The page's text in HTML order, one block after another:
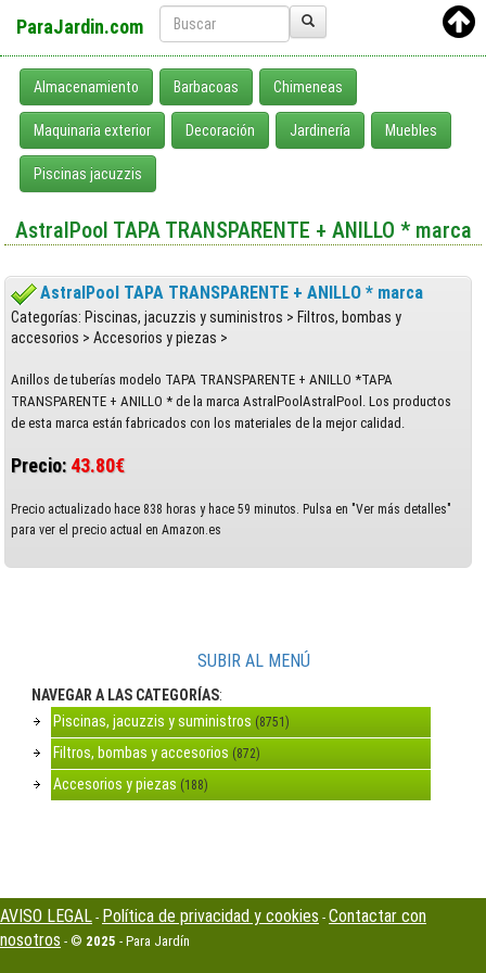
ParaJardin.com
Almacenamiento Barbacoas Chimeneas
Maquinaria exterior Decoración Jardinería Muebles
Piscinas jacuzzis
AstralPool TAPA TRANSPARENTE + ANILLO * marca
AstralPool TAPA TRANSPARENTE + ANILLO * marca
Categorías: Piscinas, jacuzzis y suministros > Filtros, bombas y
accesorios > Accesorios y piezas >
Anillos de tuberías modelo TAPA TRANSPARENTE + ANILLO *TAPA
TRANSPARENTE + ANILLO * de la marca AstralPoolAstralPool. Los productos
de esta marca están fabricados con los materiales de la mejor calidad.
Precio: 43.80€
Precio actualizado hace 838 horas y hace 59 minutos. Pulsa en "Ver más detalles"
para ver el precio actual en Amazon.es
SUBIR AL MENÚ
NAVEGAR A LAS CATEGORÍAS:
Piscinas, jacuzzis y suministros (8751)
Filtros, bombas y accesorios (872)
Accesorios y piezas (188)
AVISO LEGAL - Política de privacidad y cookies - Contactar con
nosotros - © 2025 - Para Jardín